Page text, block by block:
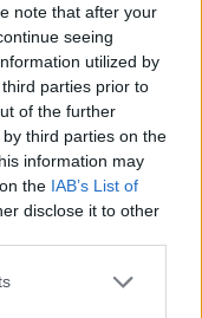
note that after your
seeing
utilized by
parties prior to
of the further
third parties on the
information may
the IAB’s List of
disclose it to other
από τη Γη
κιάλια ή το
πιο
λεπτομέρειες
αλλάζει χρώμα.
εκλείψεις
με γυμνό
Το μόνο